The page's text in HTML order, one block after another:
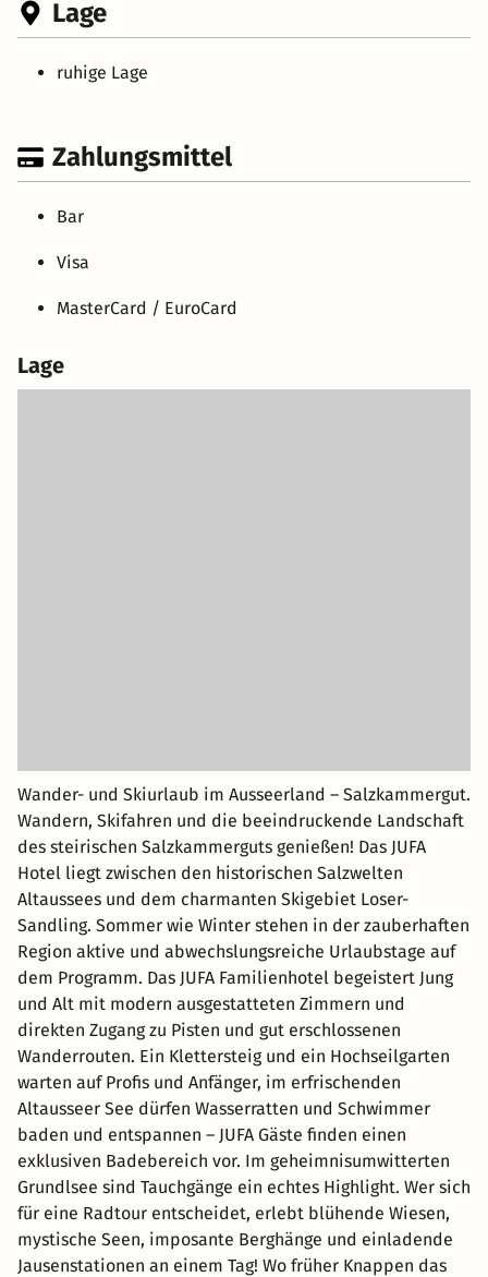
Lage
ruhige Lage
Zahlungsmittel
Bar
Visa
MasterCard / EuroCard
Lage
Wander- und Skiurlaub im Ausseerland – Salzkammergut.
Wandern, Skifahren und die beeindruckende Landschaft
des steirischen Salzkammerguts genießen! Das JUFA
Hotel liegt zwischen den historischen Salzwelten
Altaussees und dem charmanten Skigebiet Loser-
Sandling. Sommer wie Winter stehen in der zauberhaften
Region aktive und abwechslungsreiche Urlaubstage auf
dem Programm. Das JUFA Familienhotel begeistert Jung
und Alt mit modern ausgestatteten Zimmern und
direkten Zugang zu Pisten und gut erschlossenen
Wanderrouten. Ein Klettersteig und ein Hochseilgarten
warten auf Profis und Anfänger, im erfrischenden
Altausseer See dürfen Wasserratten und Schwimmer
baden und entspannen – JUFA Gäste finden einen
exklusiven Badebereich vor. Im geheimnisumwitterten
Grundlsee sind Tauchgänge ein echtes Highlight. Wer sich
für eine Radtour entscheidet, erlebt blühende Wiesen,
mystische Seen, imposante Berghänge und einladende
Jausenstationen an einem Tag! Wo früher Knappen das